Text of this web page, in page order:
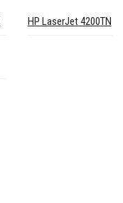
HP LaserJet 4200TN